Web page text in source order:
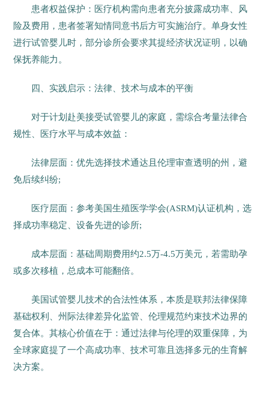
患者权益保护：医疗机构需向患者充分披露成功率、风
险及费用，患者签署知情同意书后方可实施治疗。单身女性
进行试管婴儿时，部分诊所会要求其提经济状况证明，以确
保抚养能力。
四、实践启示：法律、技术与成本的平衡
对于计划赴美接受试管婴儿的家庭，需综合考量法律合
规性、医疗水平与成本效益：
法律层面：优先选择技术通达且伦理审查透明的州，避
免后续纠纷;
医疗层面：参考美国生殖医学学会(ASRM)认证机构，选
择成功率稳定、设备先进的诊所;
成本层面：基础周期费用约2.5万-4.5万美元，若需助孕
或多次移植，总成本可能翻倍。
美国试管婴儿技术的合法性体系，本质是联邦法律保障
基础权利、州际法律差异化监管、伦理规范约束技术边界的
复合体。其核心价值在于：通过法律与伦理的双重保障，为
全球家庭提了一个高成功率、技术可靠且选择多元的生育解
决方案。